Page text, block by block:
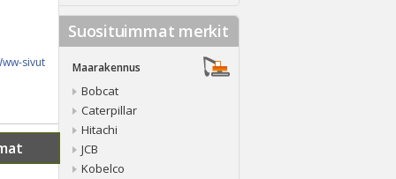
sivut
Suosituimmat merkit
Maarakennus
Bobcat
Caterpillar
Hitachi
JCB
Kobelco